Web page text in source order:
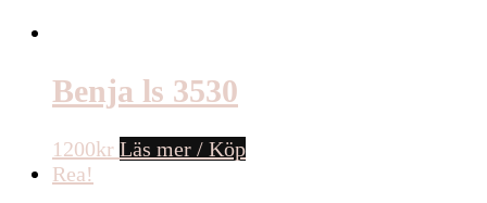
Benja ls 3530
1200kr Läs mer / Köp
Rea!